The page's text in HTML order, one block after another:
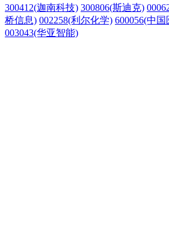
300412(迦南科技) 300806(斯迪克)
桥信息) 002258(利尔化学) 600056(中国
003043(华亚智能)